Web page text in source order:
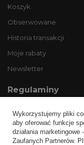
Koszyk
Obserwowane
Historia transakcji
Moje rabaty
Newsletter
Regulaminy
Wysyłka
Sposoby płatności i
Wykorzystujemy pliki
aby oferować funkcje
działania
Zaufanych Partnerów.